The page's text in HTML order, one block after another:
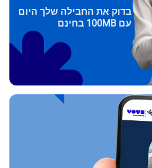
בדוק את החבילה שלך היום
עם 100MB בחינם